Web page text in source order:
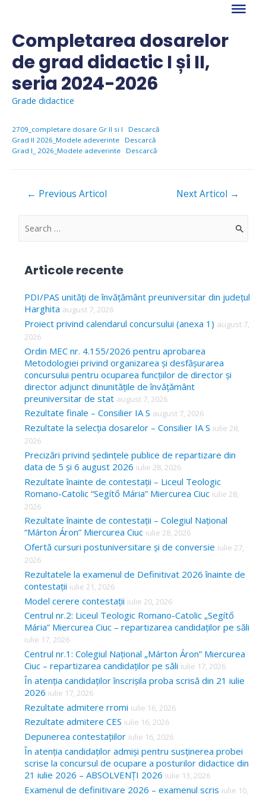
contentCompletarea dosarelor
de grad didactic I și II,
seria 2024-2026
Grade didactice
2709_completare dosare Gr II si I
Descarcă
Grad II 2026_Modele adeverinte
Descarcă
Grad I_ 2026_Modele adeverinte
Descarcă
Navigare
← Previous Articol Next Articol →
S
c
h
f
o
r
Articole recente
PDI/PAS unități de învățământ preuniversitar din județul
Harghita august 7, 2026
Proiect privind calendarul concursului (anexa 1) august 7,
2026
Ordin MEC nr. 4.155/2026 pentru aprobarea
Metodologiei privind organizarea și desfășurarea
concursului pentru ocuparea funcțiilor de director și
director adjunct dinunitățile de învățământ
preuniversitar de stat august 7, 2026
Rezultate finale – Consilier IA S august 7, 2026
Rezultate la selecția dosarelor – Consilier IA S iulie 28,
2026
Precizări privind ședințele publice de repartizare din
data de 5 și 6 august 2026 iulie 28, 2026
Rezultate înainte de contestații – Liceul Teologic
Romano-Catolic “Segítő Mária” Miercurea Ciuc iulie 28,
2026
Rezultate înainte de contestații – Colegiul Național
“Márton Áron” Miercurea Ciuc iulie 28, 2026
Ofertă cursuri postuniversitare și de conversie iulie 27,
2026
Rezultatele la examenul de Definitivat 2026 înainte de
contestații iulie 21, 2026
Model cerere contestații iulie 20, 2026
Centrul nr.2: Liceul Teologic Romano-Catolic „Segítő
Mária” Miercurea Ciuc – repartizarea candidaților pe săli
iulie 17, 2026
Centrul nr.1: Colegiul Național „Márton Áron” Miercurea
Ciuc – repartizarea candidaților pe săli iulie 17, 2026
În atenția candidaților înscrișila proba scrisă din 21 iulie
2026 iulie 17, 2026
Rezultate admitere rromi iulie 16, 2026
Rezultate admitere CES iulie 16, 2026
Depunerea contestațiilor iulie 16, 2026
În atenția candidaților admiși pentru susținerea probei
scrise la concursul de ocupare a posturilor didactice din
21 iulie 2026 – ABSOLVENȚI 2026 iulie 13, 2026
Examenul de definitivare 2026 – examenul scris iulie 10,